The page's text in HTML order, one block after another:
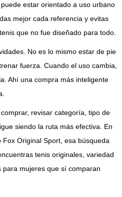
estar orientado a uso urbano
mejor cada referencia y evitas
que no fue diseñado para todo.
No es lo mismo estar de pie
fuerza. Cuando el uso cambia,
Ahí una compra más inteligente
revisar categoría, tipo de
siendo la ruta más efectiva. En
Original Sport, esa búsqueda
tenis originales, variedad
para mujeres que sí comparan